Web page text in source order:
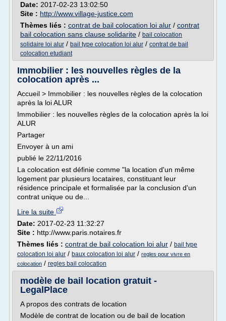
Date: 2017-02-23 13:02:50
Site : http://www.village-justice.com
Thèmes liés : contrat de bail colocation loi alur / contrat
bail colocation sans clause solidarite / bail colocation
solidaire loi alur / bail type colocation loi alur / contrat de bail
colocation etudiant
Immobilier : les nouvelles règles de la
colocation après ...
Accueil > Immobilier : les nouvelles règles de la colocation
après la loi ALUR
Immobilier : les nouvelles règles de la colocation après la loi
ALUR
Partager
Envoyer à un ami
publié le 22/11/2016
La colocation est définie comme "la location d'un même
logement par plusieurs locataires, constituant leur
résidence principale et formalisée par la conclusion d'un
contrat unique ou de...
Lire la suite
Date: 2017-02-23 11:32:27
Site : http://www.paris.notaires.fr
Thèmes liés : contrat de bail colocation loi alur / bail type
colocation loi alur / baux colocation loi alur / regles pour vivre en
colocation / regles bail colocation
modèle de bail location gratuit -
LegalPlace
A propos des contrats de location
Modèle de contrat de location ou de bail de location